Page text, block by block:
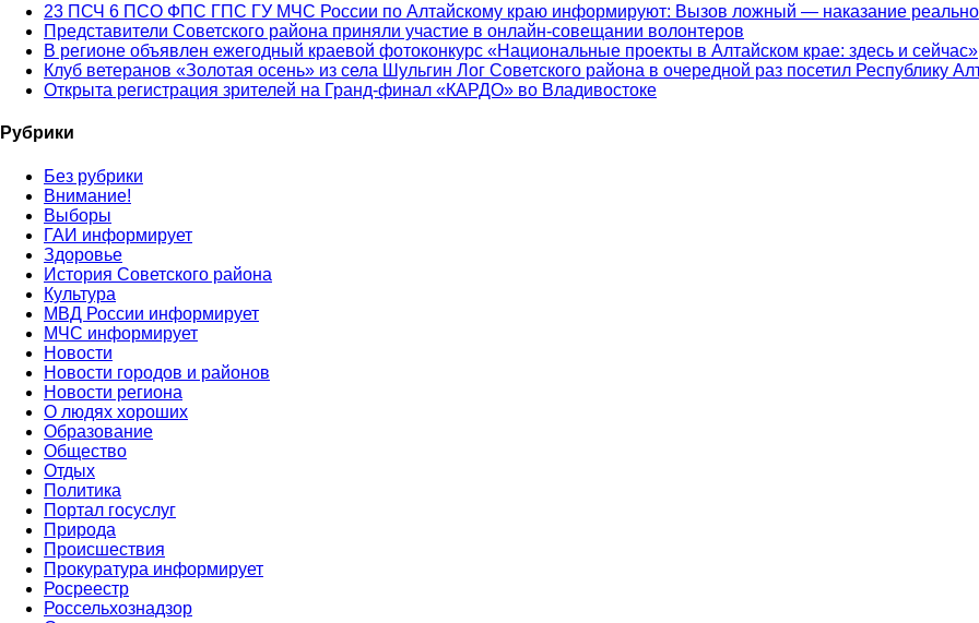
23 ПСЧ 6 ПСО ФПС ГПС ГУ МЧС России по Алтайскому краю информируют: Вызов ложный — наказание
Представители Советского района приняли участие в онлайн-совещании волонтеров
В регионе объявлен ежегодный краевой фотоконкурс «Национальные проекты в Алтайском крае: здесь и сейчас»
Клуб ветеранов «Золотая осень» из села Шульгин Лог Советского района в очередной раз посетил Республику
Открыта регистрация зрителей на Гранд-финал «КАРДО» во Владивостоке
Рубрики
Без рубрики
Внимание!
Выборы
ГАИ информирует
Здоровье
История Советского района
Культура
МВД России информирует
МЧС информирует
Новости
Новости городов и районов
Новости региона
О людях хороших
Образование
Общество
Отдых
Политика
Портал госуслуг
Природа
Происшествия
Прокуратура информирует
Росреестр
Россельхознадзор